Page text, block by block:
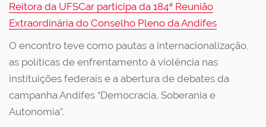
Reitora da UFSCar participa da 184ª Reunião
Extraordinária do Conselho Pleno da Andifes
O encontro teve como pautas a internacionalização,
as políticas de enfrentamento à violência nas
instituições federais e a abertura de debates da
campanha Andifes “Democracia, Soberania e
Autonomia”.